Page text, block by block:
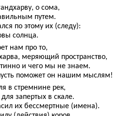
о сома,
путем.
по этому их (следу):
солнца.
нам про то,
меряющий пространство,
и чего мы не знаем.
поможет он нашим мыслям!
в стремнине рек,
запертых в скале.
их бессмертные (имена).